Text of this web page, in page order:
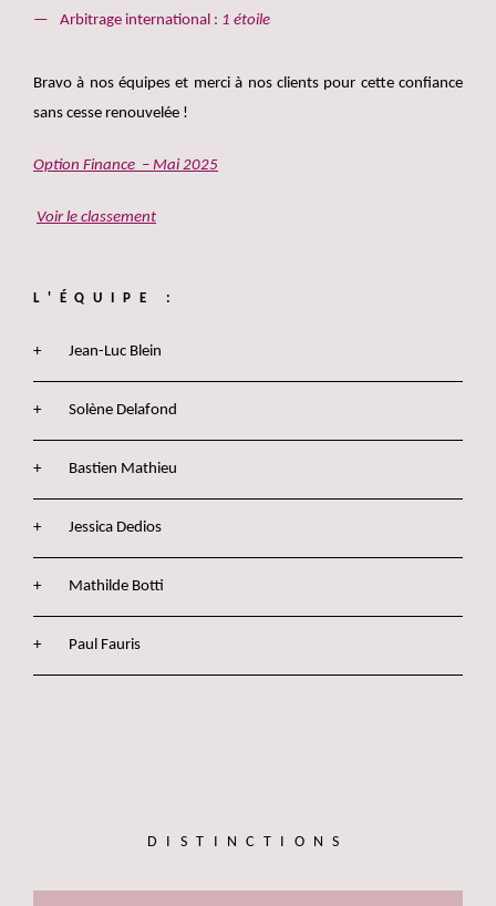
Arbitrage international : 1 étoile
Bravo à nos équipes et merci à nos clients pour cette confiance
sans cesse renouvelée !
Option Finance – Mai 2025
Voir le classement
L'ÉQUIPE :
Jean-Luc Blein
Solène Delafond
Bastien Mathieu
Jessica Dedios
Mathilde Botti
Paul Fauris
DISTINCTIONS